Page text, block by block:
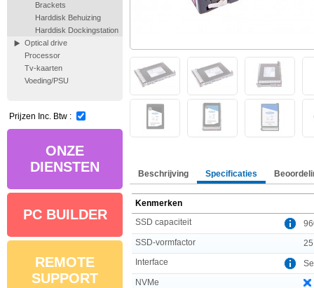
Brackets
Harddisk Behuizing
Harddisk Dockingstation
Optical drive
Processor
Tv-kaarten
Voeding/PSU
Prijzen Inc. Btw :
ONZE
DIENSTEN
PC BUILDER
REMOTE
SUPPORT
Beschrijving Specificaties
Kenmerken
SSD capaciteit
SSD-vormfactor
25
Interface
NVMe